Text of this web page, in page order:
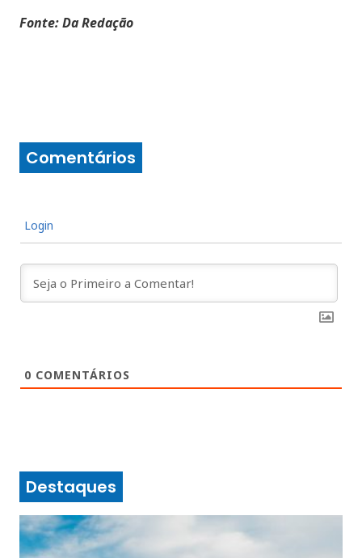
Fonte: Da Redação
Comentários
Login
0 COMENTÁRIOS
Destaques